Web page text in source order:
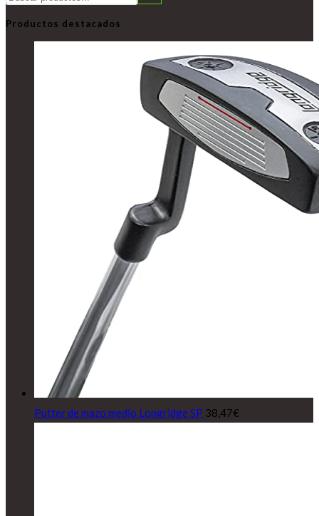
Productos destacados
Putter de mazo medio Longridge SP 38,47€